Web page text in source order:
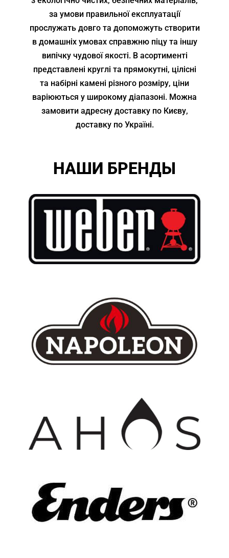
за умови правильної експлуатації
прослужать довго та допоможуть створити
в домашніх умовах справжню піцу та іншу
випічку чудової якості. В асортименті
представлені круглі та прямокутні, цілісні
та набірні камені різного розміру, ціни
варіюються у широкому діапазоні. Можна
замовити адресну доставку по Києву,
доставку по Україні.
НАШИ БРЕНДЫ